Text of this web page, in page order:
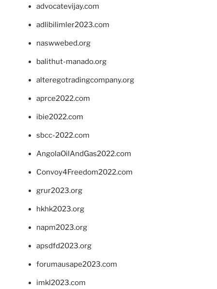
advocatevijay.com
adlibilimler2023.com
naswwebed.org
balithut-manado.org
alteregotradingcompany.org
aprce2022.com
ibie2022.com
sbcc-2022.com
AngolaOilAndGas2022.com
Convoy4Freedom2022.com
grur2023.org
hkhk2023.org
napm2023.org
apsdfd2023.org
forumausape2023.com
imkl2023.com